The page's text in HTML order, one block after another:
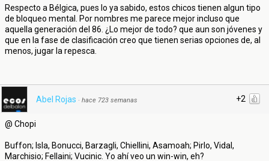
Respecto a Bélgica, pues lo ya sabido, estos chicos tienen algun tipo
de bloqueo mental. Por nombres me parece mejor incluso que
aquella generación del 86. ¿Lo mejor de todo? que aun son jóvenes y
que en la fase de clasificación creo que tienen serias opciones de, al
menos, jugar la repesca.
+2
Abel Rojas · hace 723 semanas
@ Chopi
Buffon; Isla, Bonucci, Barzagli, Chiellini, Asamoah; Pirlo, Vidal,
Marchisio; Fellaini; Vucinic. Yo ahí veo un win-win, eh?